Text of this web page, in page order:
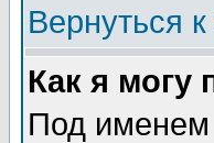
Вернуться
Как я могу
Под именем